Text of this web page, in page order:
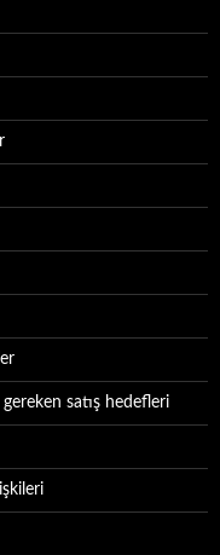
satış hedefleri